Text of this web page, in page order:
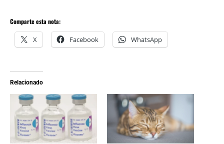
Comparte esta nota:
X Facebook WhatsApp
Relacionado